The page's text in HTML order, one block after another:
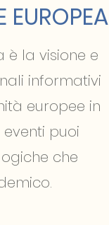
EUROPEA
è la visione e
informativi
europee in
puoi
che